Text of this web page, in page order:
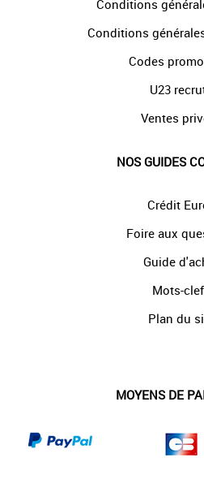
Conditions
Conditions
Codes
U23
Ventes
NOS GUIDES
Crédit
Foire aux
Guide
Mots-
Plan du
MOYENS DE